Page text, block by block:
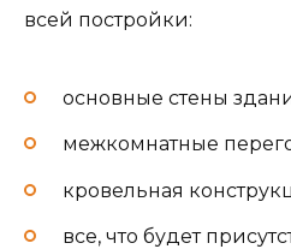
всей постройки:
основные стены
межкомнатные
кровельная
все, что будет